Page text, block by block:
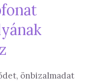
önbizalmadat